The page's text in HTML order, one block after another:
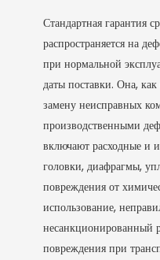
Стандартная гарантия
распространяется на
при нормальной
даты поставки. Она,
замену неисправных
производственными
включают расходные и
головки, диафрагмы,
повреждения от
использование,
несанкционированный
повреждения при